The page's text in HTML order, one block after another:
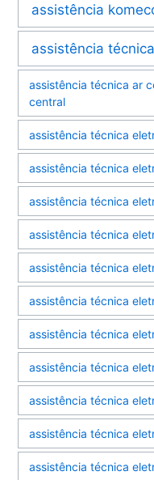
assistência
assistência
assistência técnica ar
central
assistência técnica
assistência técnica
assistência técnica
assistência técnica
assistência técnica
assistência técnica
assistência técnica
assistência técnica
assistência técnica
assistência técnica
assistência técnica